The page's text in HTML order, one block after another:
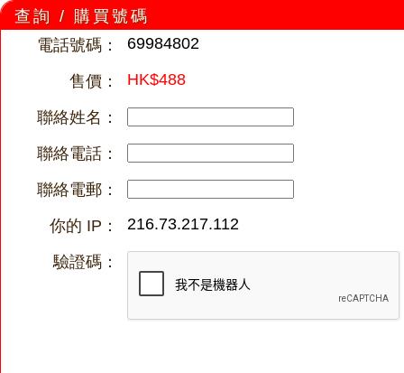
查詢 / 購買號碼
電話號碼：
69984802
售價： HK$488
聯絡姓名：
聯絡電話：
聯絡電郵：
你的 IP：
216.73.217.112
驗證碼：